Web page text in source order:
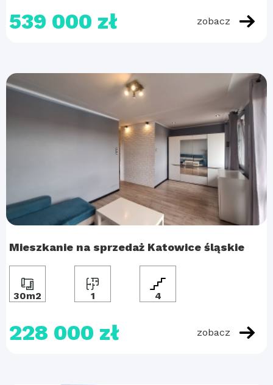
539 000 zł zobacz
Mieszkanie na sprzedaż Katowice śląskie
30m2 1 4
228 000 zł zobacz